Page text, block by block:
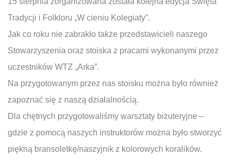
Tradycji i Folkloru „W cieniu Kolegiaty”.
Jak co roku nie zabrakło także przedstawicieli naszego
Stowarzyszenia oraz stoiska z pracami wykonanymi przez
uczestników WTZ „Arka”.
Na przygotowanym przez nas stoisku można było również
zapoznać się z naszą działalnością.
Dla chętnych przygotowaliśmy warsztaty biżuteryjne –
gdzie z pomocą naszych instruktorów można było stworzyć
piękną bransoletkę/naszyjnik z kolorowych koralików.